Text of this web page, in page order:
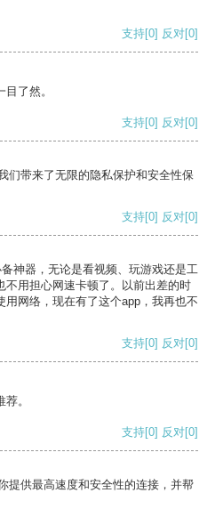
支持[0] 反对[0]
了然。
支持[0] 反对[0]
们带来了无限的隐私保护和安全性保
支持[0] 反对[0]
神器，无论是看视频、玩游戏还是工
不用担心网速卡顿了。以前出差的时
网络，现在有了这个app，我再也不
支持[0] 反对[0]
。
支持[0] 反对[0]
提供最高速度和安全性的连接，并帮